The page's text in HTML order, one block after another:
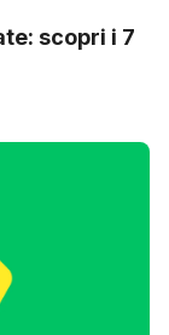
scopri i 7